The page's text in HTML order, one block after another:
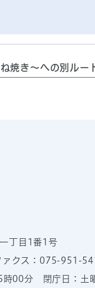
焼き～への別ルー
丁目1番1号
ァクス：075-951-
5時00分 閉庁日：土